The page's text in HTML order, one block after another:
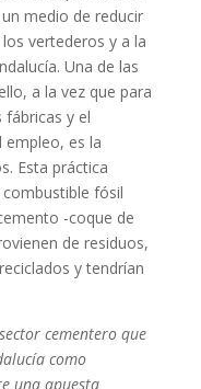
medio de reducir
vertederos y a la
Una de las
a la vez que para
fábricas y el
empleo, es la
Esta práctica
fósil
-coque de
de residuos,
y tendrían
cementero que
como
una apuesta